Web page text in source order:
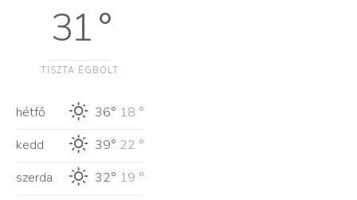
31 °
TISZTA ÉGBOLT
hétfő 36° 18 °
kedd
39° 22 °
szerda
32° 19 °